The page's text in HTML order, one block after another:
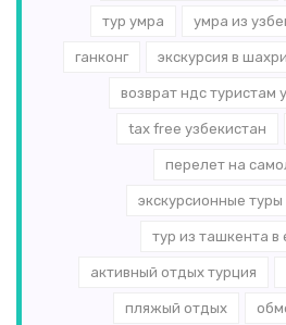
тур умра умра из
ганконг экскурсия в
возврат ндс туристам
tax free узбекистан
перелет на
экскурсионные туры
тур из ташкента в
активный отдых турция
пляжый отдых